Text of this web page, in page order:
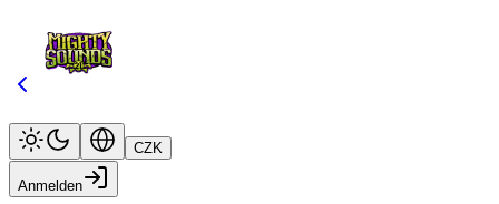
CZK
Anmelden